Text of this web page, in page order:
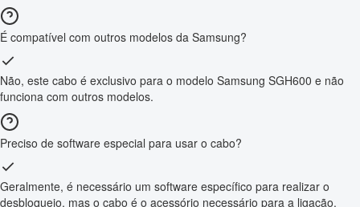
É compatível com outros modelos da Samsung?
Não, este cabo é exclusivo para o modelo Samsung SGH600 e não
funciona com outros modelos.
Preciso de software especial para usar o cabo?
Geralmente, é necessário um software específico para realizar o
desbloqueio, mas o cabo é o acessório necessário para a ligação.